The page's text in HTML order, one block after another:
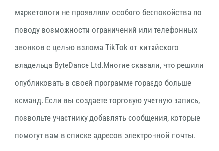
маркетологи не проявляли особого беспокойства по
поводу возможности ограничений или телефонных
звонков с целью взлома TikTok от китайского
владельца ByteDance Ltd.Многие сказали, что решили
опубликовать в своей программе гораздо больше
команд. Если вы создаете торговую учетную запись,
позвольте участнику добавлять сообщения, которые
помогут вам в списке адресов электронной почты.